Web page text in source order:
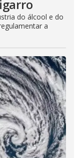
do álcool e do
a